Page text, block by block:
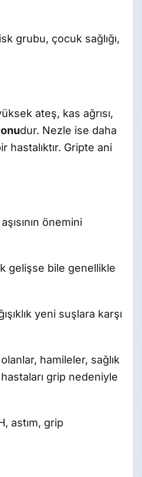
grubu, çocuk sağlığı,
ateş, kas ağrısı,
dur. Nezle ise daha
hastalıktır. Gripte ani
önemini
gelişse bile genellikle
yeni suşlara karşı
hamileler, sağlık
hastaları grip nedeniyle
astım, grip